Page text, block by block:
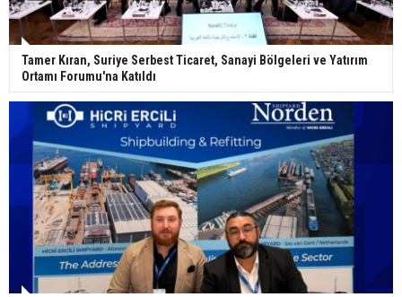
Tamer Kıran, Suriye Serbest Ticaret, Sanayi Bölgeleri ve Yatırım
Ortamı Forumu'na Katıldı